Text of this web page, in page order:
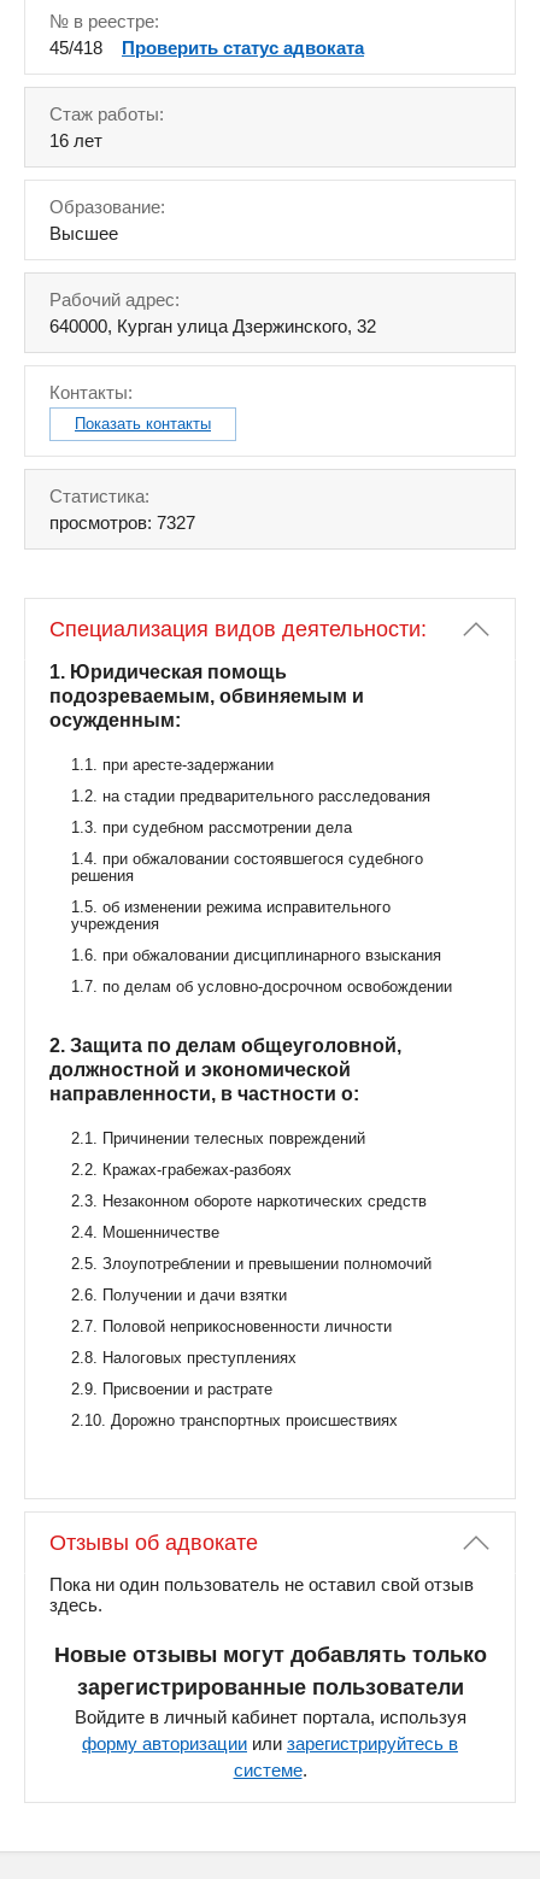
№ в реестре:
45/418 Проверить статус адвоката
Стаж работы:
16 лет
Образование:
Высшее
Рабочий адрес:
640000, Курган улица Дзержинского, 32
Контакты:
Показать контакты
Статистика:
просмотров: 7327
Специализация видов деятельности:
1. Юридическая помощь
подозреваемым, обвиняемым и
осужденным:
1.1. при аресте-задержании
1.2. на стадии предварительного расследования
1.3. при судебном рассмотрении дела
1.4. при обжаловании состоявшегося судебного
решения
1.5. об изменении режима исправительного
учреждения
1.6. при обжаловании дисциплинарного взыскания
1.7. по делам об условно-досрочном освобождении
2. Защита по делам общеуголовной,
должностной и экономической
направленности, в частности о:
2.1. Причинении телесных повреждений
2.2. Кражах-грабежах-разбоях
2.3. Незаконном обороте наркотических средств
2.4. Мошенничестве
2.5. Злоупотреблении и превышении полномочий
2.6. Получении и дачи взятки
2.7. Половой неприкосновенности личности
2.8. Налоговых преступлениях
2.9. Присвоении и растрате
2.10. Дорожно транспортных происшествиях
Отзывы об адвокате
Пока ни один пользователь не оставил свой отзыв
здесь.
Новые отзывы могут добавлять только
зарегистрированные пользователи
Войдите в личный кабинет портала, используя
форму авторизации или зарегистрируйтесь в
системе.